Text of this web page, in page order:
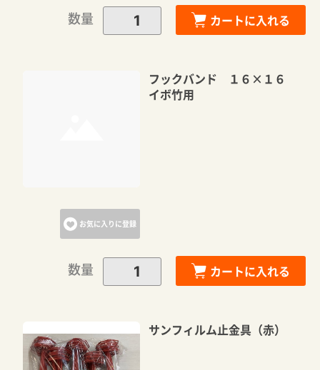
数量 カートに入れる
お気に入りに登録
フックバンド １６×１６
イボ竹用
数量 カートに入れる
サンフィルム止金具（赤）